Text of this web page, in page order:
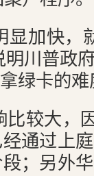
显加快，
川普政
绿卡的难
较大，
通过上
；另外